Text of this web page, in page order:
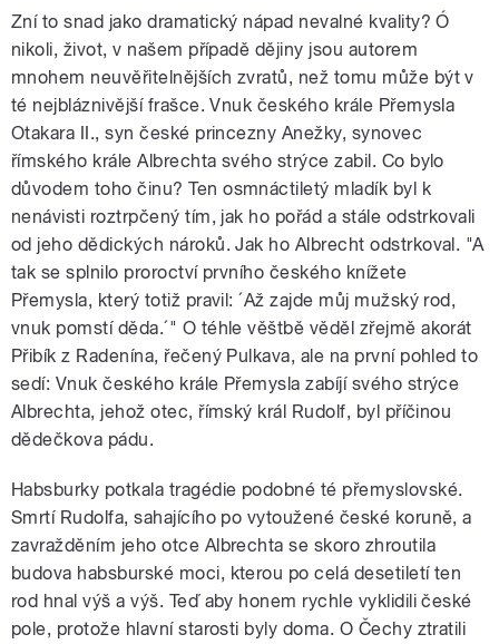
Zní to snad jako dramatický nápad nevalné kvality? Ó
nikoli, život, v našem případě dějiny jsou autorem
mnohem neuvěřitelnějších zvratů, než tomu může být v
té nejbláznivější frašce. Vnuk českého krále Přemysla
Otakara II., syn české princezny Anežky, synovec
římského krále Albrechta svého strýce zabil. Co bylo
důvodem toho činu? Ten osmnáctiletý mladík byl k
nenávisti roztrpčený tím, jak ho pořád a stále odstrkovali
od jeho dědických nároků. Jak ho Albrecht odstrkoval. "A
tak se splnilo proroctví prvního českého knížete
Přemysla, který totiž pravil: ´Až zajde můj mužský rod,
vnuk pomstí děda.´" O téhle věštbě věděl zřejmě akorát
Přibík z Radenína, řečený Pulkava, ale na první pohled to
sedí: Vnuk českého krále Přemysla zabíjí svého strýce
Albrechta, jehož otec, římský král Rudolf, byl příčinou
dědečkova pádu.
Habsburky potkala tragédie podobné té přemyslovské.
Smrtí Rudolfa, sahajícího po vytoužené české koruně, a
zavražděním jeho otce Albrechta se skoro zhroutila
budova habsburské moci, kterou po celá desetiletí ten
rod hnal výš a výš. Teď aby honem rychle vyklidili české
pole, protože hlavní starosti byly doma. O Čechy ztratili